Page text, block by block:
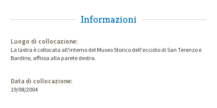
Informazioni
Luogo di collocazione:
La lastra è collocata all'interno del Museo Storico dell'eccidio di San Terenzo e
Bardine, affissa alla parete destra.
Data di collocazione:
19/08/2004